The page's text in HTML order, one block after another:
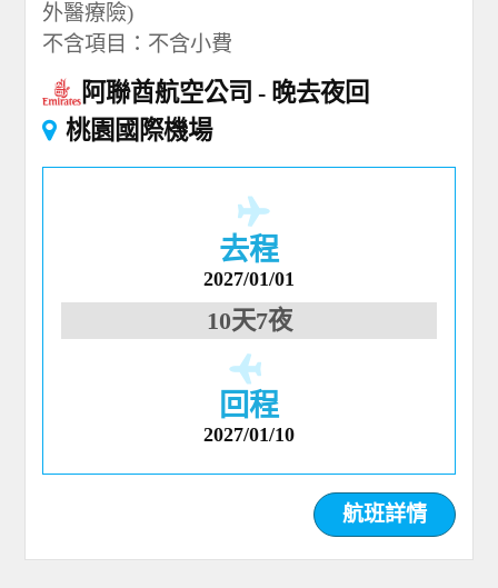
外醫療險)
不含項目：不含小費
阿聯酋航空公司
晚去夜回
桃園國際機場
去程
2027/01/01
10天7夜
回程
2027/01/10
航班詳情